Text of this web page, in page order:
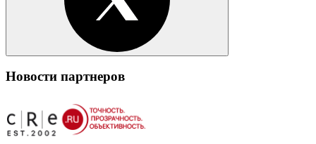
Новости партнеров